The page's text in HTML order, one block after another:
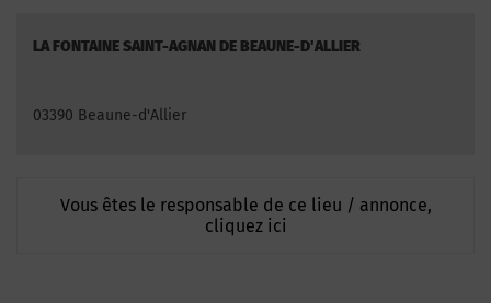
LA FONTAINE SAINT-AGNAN DE BEAUNE-D'ALLIER
03390 Beaune-d'Allier
Vous êtes le responsable de ce lieu / annonce,
cliquez ici